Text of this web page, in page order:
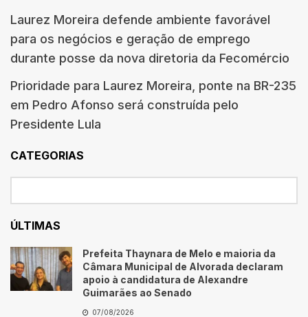
Laurez Moreira defende ambiente favorável
para os negócios e geração de emprego
durante posse da nova diretoria da Fecomércio
Prioridade para Laurez Moreira, ponte na BR-235
em Pedro Afonso será construída pelo
Presidente Lula
CATEGORIAS
ÚLTIMAS
Prefeita Thaynara de Melo e maioria da
Câmara Municipal de Alvorada declaram
apoio à candidatura de Alexandre
Guimarães ao Senado
07/08/2026